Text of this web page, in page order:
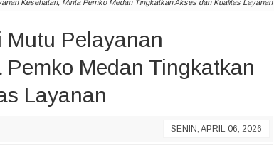
Kesehatan, Minta Pemko Medan Tingkatkan Akses dan Kualitas Layanan
Mutu Pelayanan
Medan Tingkatkan
Layanan
SENIN, APRIL 06, 2026